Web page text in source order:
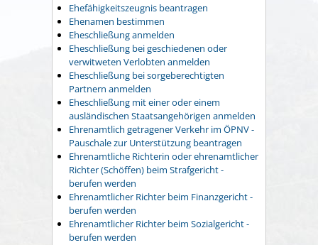
Ehefähigkeitszeugnis beantragen
Ehenamen bestimmen
Eheschließung anmelden
Eheschließung bei geschiedenen oder
verwitweten Verlobten anmelden
Eheschließung bei sorgeberechtigten
Partnern anmelden
Eheschließung mit einer oder einem
ausländischen Staatsangehörigen anmelden
Ehrenamtlich getragener Verkehr im ÖPNV -
Pauschale zur Unterstützung beantragen
Ehrenamtliche Richterin oder ehrenamtlicher
Richter (Schöffen) beim Strafgericht -
berufen werden
Ehrenamtlicher Richter beim Finanzgericht -
berufen werden
Ehrenamtlicher Richter beim Sozialgericht -
berufen werden